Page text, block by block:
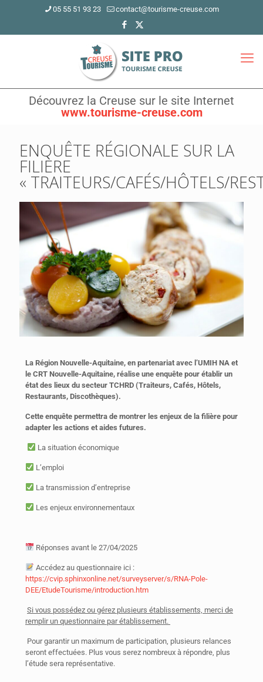
05 55 51 93 23 contact@tourisme-creuse.com
Découvrez la Creuse sur le site Internet
www.tourisme-creuse.com
ENQUÊTE RÉGIONALE SUR LA
FILIÈRE
« TRAITEURS/CAFÉS/HÔTELS/
La Région Nouvelle-Aquitaine, en partenariat avec l’UMIH NA et
le CRT Nouvelle-Aquitaine, réalise une enquête pour établir un
état des lieux du secteur TCHRD (Traiteurs, Cafés, Hôtels,
Restaurants, Discothèques).
Cette enquête permettra de montrer les enjeux de la filière pour
adapter les actions et aides futures.
La situation économique
L’emploi
La transmission d’entreprise
Les enjeux environnementaux
Réponses avant le 27/04/2025
Accédez au questionnaire ici :
https://cvip.sphinxonline.net/surveyserver/s/RNA-Pole-
DEE/EtudeTourisme/introduction.htm
Si vous possédez ou gérez plusieurs établissements, merci de
remplir un questionnaire par établissement.
Pour garantir un maximum de participation, plusieurs relances
seront effectuées. Plus vous serez nombreux à répondre, plus
l’étude sera représentative.